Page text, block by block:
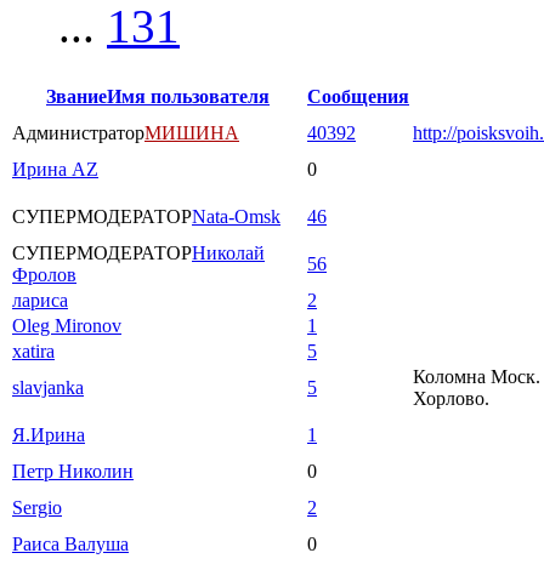
... 131
ЗваниеИмя пользователя
Сообщения
АдминистраторМИШИНА 40392
http://
Ирина AZ
0
СУПЕРМОДЕРАТОРNata-Omsk
46
СУПЕРМОДЕРАТОРНиколай
Фролов
56
лариса
2
Oleg Mironov
1
xatira
5
slavjanka
5
Коломна Моск.
Хорлово.
Я.Ирина
1
Петр Николин
0
Sergio
2
Раиса Валуша
0